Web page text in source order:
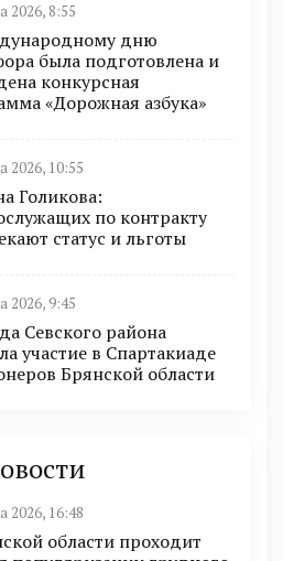
2026, 8:55
дню
была подготовлена и
конкурсная
«Дорожная азбука»
2026, 10:55
Голикова:
по контракту
статус и льготы
2026, 9:45
Севского района
участие в Спартакиаде
Брянской области
2026, 16:48
области проходит